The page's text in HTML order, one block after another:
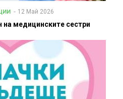
12 Май 2026
медицинските сестри